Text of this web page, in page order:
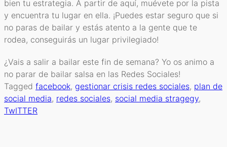
bien tu estrategia. A partir de aquí, muévete por la pista
y encuentra tu lugar en ella. ¡Puedes estar seguro que si
no paras de bailar y estás atento a la gente que te
rodea, conseguirás un lugar privilegiado!
¿Vais a salir a bailar este fin de semana? Yo os animo a
no parar de bailar salsa en las Redes Sociales!
Tagged facebook, gestionar crisis redes sociales, plan de
social media, redes sociales, social media stragegy,
TwITTER